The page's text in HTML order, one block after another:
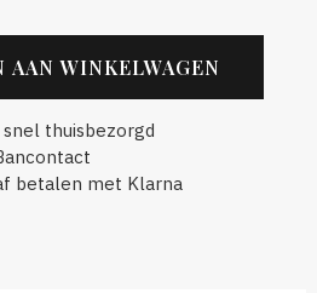
AAN WINKELWAGEN
snel thuisbezorgd
betalen met Klarna